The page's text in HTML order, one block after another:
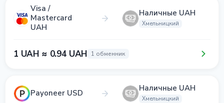
Visa /
Mastercard
UAH
Наличные UAH
Хмельницкий
1 UAH ≈ 0.94 UAH 1 обменник
Payoneer USD Наличные UAH
Хмельницкий